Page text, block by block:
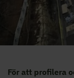
För att profilera